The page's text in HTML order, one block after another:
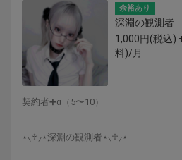
余裕あり
深淵の観測者
1,000円(税込)
料)/月
契約者➕α（5〜10）
⋆⸜♱⸝‍⋆深淵の観測者⋆⸜♱⸝‍⋆